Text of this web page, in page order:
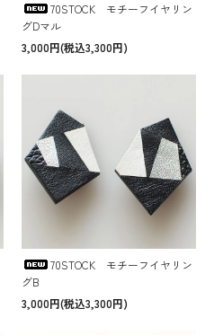
70STOCK モチーフイヤリン
グDマル
3,000円(税込3,300円)
70STOCK モチーフイヤリン
グB
3,000円(税込3,300円)